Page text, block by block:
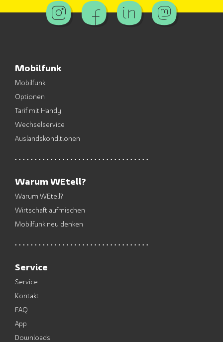
Mobilfunk
Mobilfunk
Optionen
Tarif mit Handy
Wechselservice
Auslandskonditionen
Warum WEtell?
Warum WEtell?
Wirtschaft aufmischen
Mobilfunk neu denken
Service
Service
Kontakt
FAQ
App
Downloads